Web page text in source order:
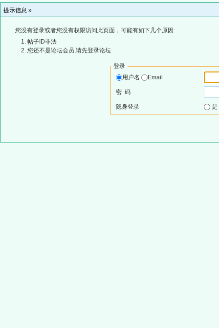
提示信息 »
您没有登录或者您没有权限访问此页面，可能有如下几个原因:
帖子ID非法
您还不是论坛会员,请先登录论坛
登录
用户名
Email
密 码
隐身登录